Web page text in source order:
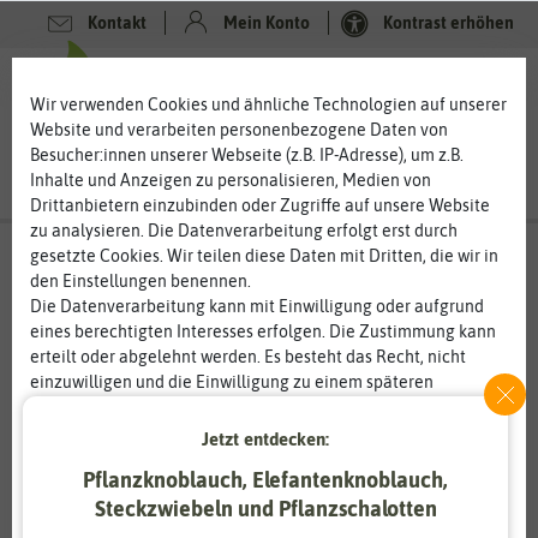
Kontakt Mein Konto Kontrast erhöhen
Wir verwenden Cookies und ähnliche Technologien auf unserer
Website und verarbeiten personenbezogene Daten von
Besucher:innen unserer Webseite (z.B. IP-Adresse), um z.B.
Inhalte und Anzeigen zu personalisieren, Medien von
Drittanbietern einzubinden oder Zugriffe auf unsere Website
zu analysieren. Die Datenverarbeitung erfolgt erst durch
gesetzte Cookies. Wir teilen diese Daten mit Dritten, die wir in
den Einstellungen benennen.
Die Datenverarbeitung kann mit Einwilligung oder aufgrund
eines berechtigten Interesses erfolgen. Die Zustimmung kann
erteilt oder abgelehnt werden. Es besteht das Recht, nicht
einzuwilligen und die Einwilligung zu einem späteren
Informationen zur Verwendung personenbezogener Daten und
Essenziell Statistik
Jetzt entdecken:
Pflanzknoblauch, Elefantenknoblauch,
Steckzwiebeln und Pflanzschalotten